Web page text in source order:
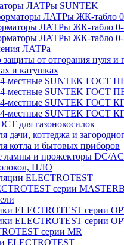
ЛАТРы SUNTEK
ЛАТРы ЖК-табло
ЛАТРы ЖК-табло 0-
ЛАТРы ЖК-табло 0-
ЛАТРа
от отгорания нуля и
и катушках
4-местные SUNTEK ГОСТ
4-местные SUNTEK ГОСТ
4-местные SUNTEK ГОСТ
4-местные SUNTEK ГОСТ
для газонокосилок
дачи, коттеджа и
котла и бытовых приборов
лампы и прожекторы DC/AC
НЛО
ELECTROTEST
серии
ELECTROTEST серии
ELECTROTEST серии
серии MR
ELECTROTEST